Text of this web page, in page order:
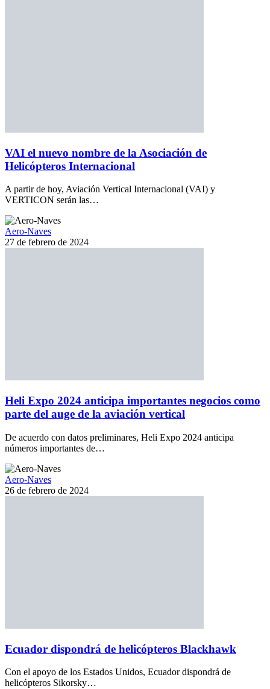
VAI el nuevo nombre de la Asociación de
Helicópteros Internacional
A partir de hoy, Aviación Vertical Internacional (VAI) y
VERTICON serán las…
Aero-Naves
27 de febrero de 2024
Heli Expo 2024 anticipa importantes negocios como
parte del auge de la aviación vertical
De acuerdo con datos preliminares, Heli Expo 2024 anticipa
números importantes de…
Aero-Naves
26 de febrero de 2024
Ecuador dispondrá de helicópteros Blackhawk
Con el apoyo de los Estados Unidos, Ecuador dispondrá de
helicópteros Sikorsky…